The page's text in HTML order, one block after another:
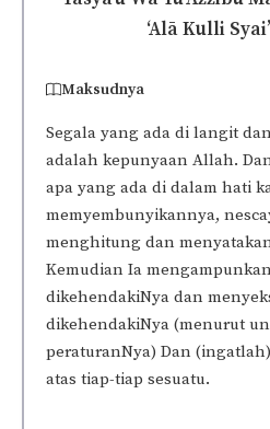
‘Alā Kulli
Maksudnya
Segala yang ada di langit
adalah kepunyaan Allah.
apa yang ada di dalam hati
memyembunyikannya,
menghitung dan
Kemudian Ia
dikehendakiNya dan
dikehendakiNya (menurut
peraturanNya) Dan
atas tiap-tiap sesuatu.